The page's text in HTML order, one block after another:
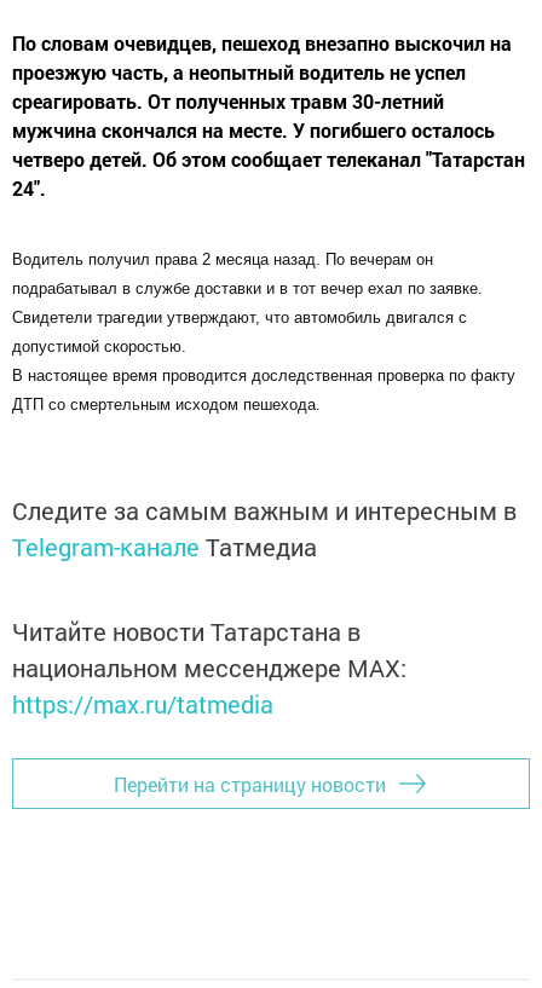
По словам очевидцев, пешеход внезапно выскочил на
проезжую часть, а неопытный водитель не успел
среагировать. От полученных травм 30-летний
мужчина скончался на месте. У погибшего осталось
четверо детей. Об этом сообщает телеканал "Татарстан
24".
Водитель получил права 2 месяца назад. По вечерам он
подрабатывал в службе доставки и в тот вечер ехал по заявке.
Свидетели трагедии утверждают, что автомобиль двигался с
допустимой скоростью.
В настоящее время проводится доследственная проверка по факту
ДТП со смертельным исходом пешехода.
Следите за самым важным и интересным в
Telegram-канале Татмедиа
Читайте новости Татарстана в
национальном мессенджере MАХ:
https://max.ru/tatmedia
Перейти на страницу новости